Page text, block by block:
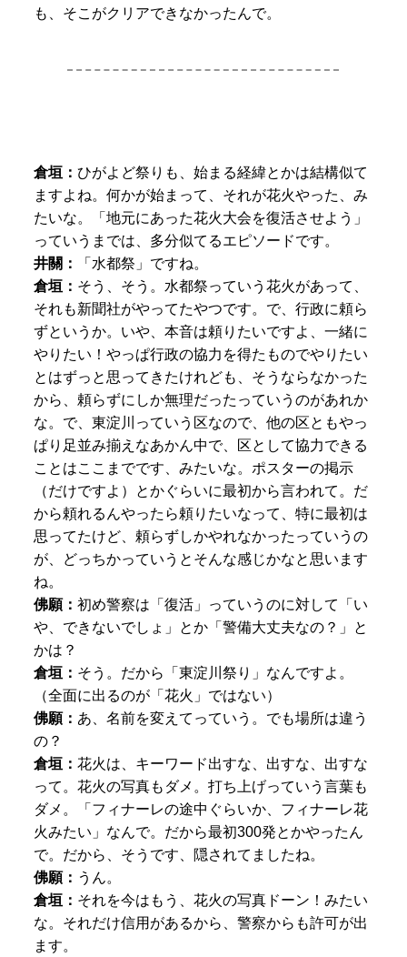
も、そこがクリアできなかったんで。
倉垣：ひがよど祭りも、始まる経緯とかは結構似て
ますよね。何かが始まって、それが花火やった、み
たいな。「地元にあった花火大会を復活させよう」
っていうまでは、多分似てるエピソードです。
井關：
「水都祭」ですね。
倉垣： そう、そう。水都祭っていう花火があって、
それも新聞社がやってたやつです。で、行政に頼ら
ずというか。いや、本音は頼りたいですよ、一緒に
やりたい！やっぱ行政の協力を得たものでやりたい
とはずっと思ってきたけれども、そうならなかった
から、頼らずにしか無理だったっていうのがあれか
な。で、東淀川っていう区なので、他の区ともやっ
ぱり足並み揃えなあかん中で、区として協力できる
ことはここまでです、みたいな。ポスターの掲示
（だけですよ）とかぐらいに最初から言われて。だ
から頼れるんやったら頼りたいなって、特に最初は
思ってたけど、頼らずしかやれなかったっていうの
が、どっちかっていうとそんな感じかなと思います
ね。
佛願：初め警察は「復活」っていうのに対して「い
や、できないでしょ」とか「警備大丈夫なの？」と
かは？
倉垣： そう。だから「東淀川祭り」なんですよ。
（全面に出るのが「花火」ではない）
佛願： あ、名前を変えてっていう。でも場所は違う
の？
倉垣：花火は、キーワード出すな、出すな、出すな
って。花火の写真もダメ。打ち上げっていう言葉も
ダメ。「フィナーレの途中ぐらいか、フィナーレ花
火みたい」なんで。だから最初300発とかやったん
で。だから、そうです、隠されてましたね。
佛願： うん。
倉垣： それを今はもう、花火の写真ドーン！みたい
な。それだけ信用があるから、警察からも許可が出
ます。